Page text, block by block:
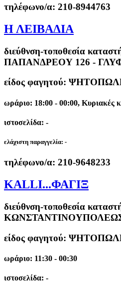
τηλέφωνο/α: 210-8944763
Η ΛΕΙΒΑΔΙΑ
διεύθνση-τοποθεσία
ΠΑΠΑΝΔΡΕΟΥ 126 -
είδος φαγητού:
ωράριο: 18:00 - 00:00, Κυριακές
ιστοσελίδα: -
ελάχιστη παραγγελία: -
τηλέφωνο/α: 210-9648233
KALLI...ΦΑΓΙΞ
διεύθνση-τοποθεσία
είδος φαγητού:
ωράριο: 11:30 - 00:30
ιστοσελίδα: -